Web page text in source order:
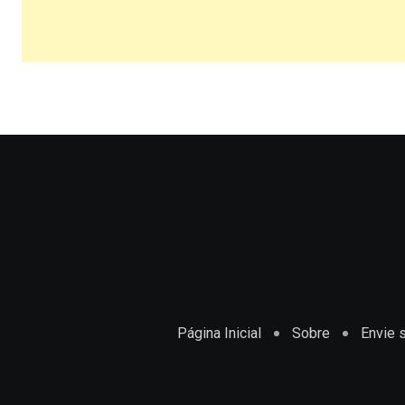
Página Inicial Sobre Envie